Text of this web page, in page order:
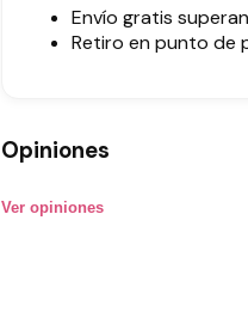
Envío gratis
Retiro en punto de
Opiniones
Ver opiniones